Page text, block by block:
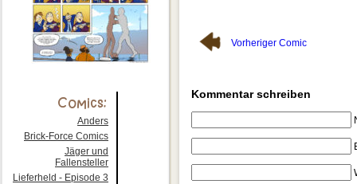
Anders
Brick-Force Comics
Jäger und
Fallensteller
Lieferheld - Episode 3
Vorheriger Comic
Kommentar schreiben